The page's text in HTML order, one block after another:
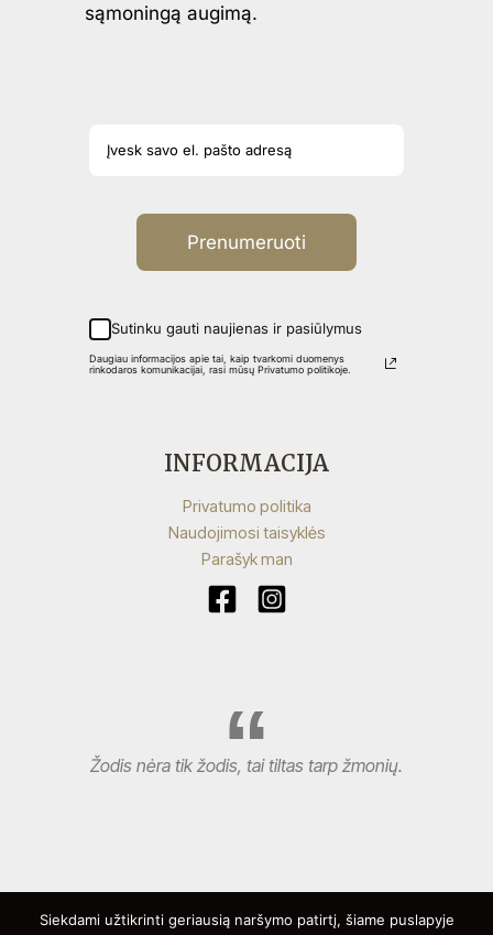
sąmoningą augimą.
Prenumeruoti
Sutinku gauti naujienas ir pasiūlymus
Daugiau informacijos apie tai, kaip tvarkomi duomenys
rinkodaros komunikacijai, rasi mūsų Privatumo politikoje.
INFORMACIJA
Privatumo politika
Naudojimosi taisyklės
Parašyk man
Žodis nėra tik žodis, tai tiltas tarp žmonių.
Siekdami užtikrinti geriausią naršymo patirtį, šiame puslapyje